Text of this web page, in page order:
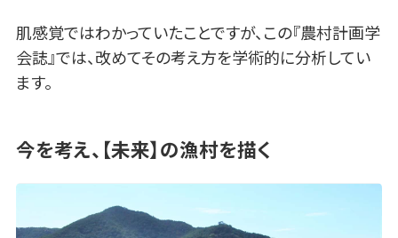
肌感覚ではわかっていたことですが、この『農村計画学
会誌』では、改めてその考え方を学術的に分析してい
ます。
今を考え、【未来】の漁村を描く